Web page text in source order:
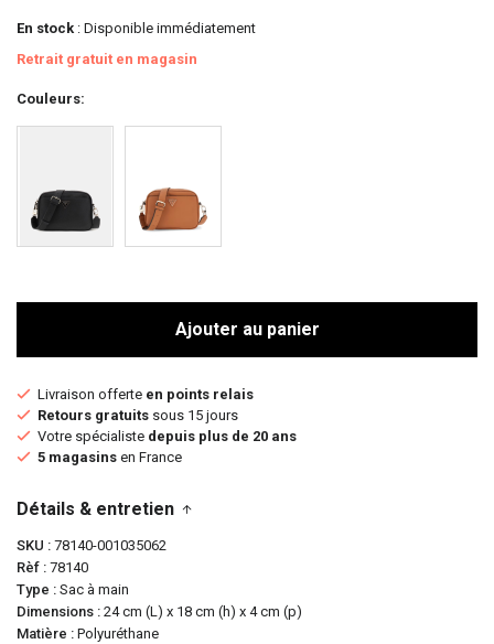
En stock : Disponible immédiatement
Retrait gratuit en magasin
Couleurs
Ajouter au panier
Livraison offerte en points relais
Retours gratuits sous 15 jours
Votre spécialiste depuis plus de 20 ans
5 magasins en France
Détails & entretien
SKU
78140-001035062
Rèf 78140
Type
Sac à main
Dimensions 24 cm (L) x 18 cm (h) x 4 cm (p)
Matière
Polyuréthane